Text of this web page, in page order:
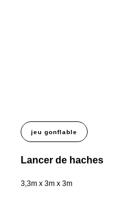
jeu gonflable
Lancer de haches
3,3m x 3m x 3m